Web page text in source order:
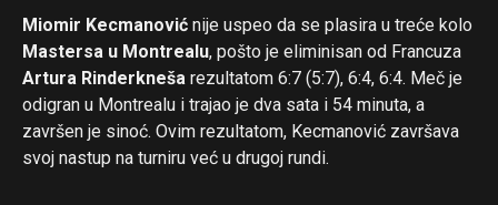
Miomir Kecmanović nije uspeo da se plasira u treće kolo
Mastersa u Montrealu, pošto je eliminisan od Francuza
Artura Rinderkneša rezultatom 6:7 (5:7), 6:4, 6:4. Meč je
odigran u Montrealu i trajao je dva sata i 54 minuta, a
završen je sinoć. Ovim rezultatom, Kecmanović završava
svoj nastup na turniru već u drugoj rundi.